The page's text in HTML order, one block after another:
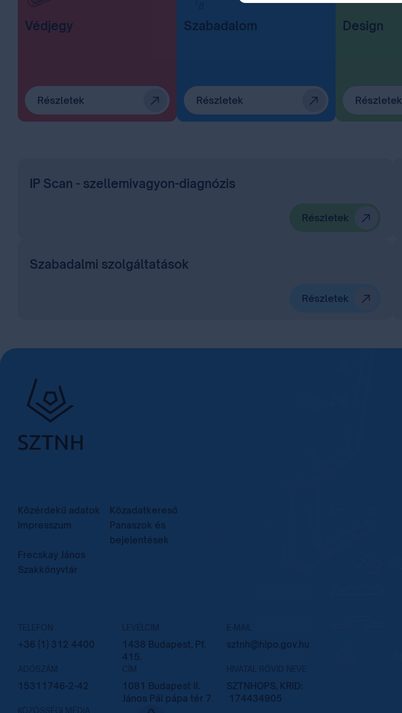
Védjegy
Részletek
Szabadalom
Részletek
Design
Részletek
IP Scan - szellemivagyon-diagnózis
Részletek
Szabadalmi szolgáltatások
Részletek
Közérdekű adatok
Közadatkereső
Impresszum
Panaszok és
bejelentések
Frecskay János
Szakkönyvtár
TELEFON
+36 (1) 312 4400
LEVÉLCÍM
1438 Budapest, Pf.
415.
E-MAIL
sztnh@hipo.gov.hu
ADÓSZÁM
15311746-2-42
CÍM
1081 Budapest II.
János Pál pápa tér 7.
HIVATAL RÖVID NEVE
SZTNHOPS, KRID:
174434905
KÖZÖSSÉGI MÉDIA